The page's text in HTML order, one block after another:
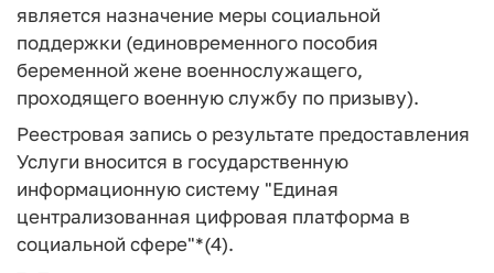
является назначение меры социальной
поддержки (единовременного пособия
беременной жене военнослужащего,
проходящего военную службу по призыву).
Реестровая запись о результате предоставления
Услуги вносится в государственную
информационную систему "Единая
централизованная цифровая платформа в
социальной сфере"*(4).